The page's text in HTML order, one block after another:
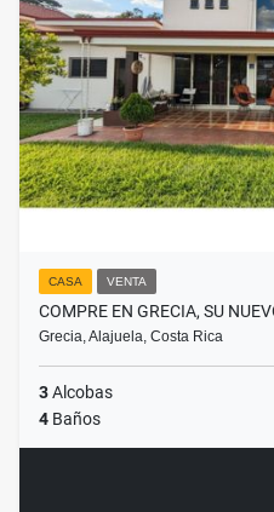
CASA VENTA
COMPRE EN GRECIA, SU
Grecia, Alajuela, Costa Rica
3Alcobas
4 Baños